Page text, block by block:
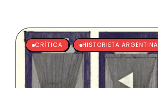
CRÍTICA HISTORIETA ARGENTINA